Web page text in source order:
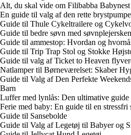
Alt, du skal vide om Filibabba Babynest
En guide til valg af den rette
Guide til Thule Cykeltrailere og
Guide til bedre søvn med søvnplejersken
Guide til ammestop: Hvordan og
Guide til Trip Trap Stol og Stokke
Guide til valg af Ticket to Heaven
Natlamper til Børneværelset: Skaber
Guide til Valg af Den Perfekte
Barn
Luffer med lynlås: Den ultimative
Ferie med baby: En guide til en
Guide til Sansebolde
Guide til Valg af Legetøj til Babyer og